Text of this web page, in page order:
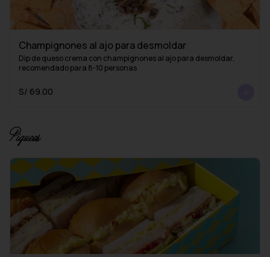
Champignones al ajo para desmoldar
Dip de queso crema con champignones al ajo para desmoldar,
recomendado para 8-10 personas
S/ 69.00
Piqueos